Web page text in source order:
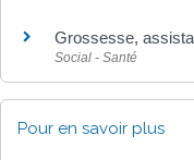
Grossesse,
Social - Santé
Pour en savoir plus